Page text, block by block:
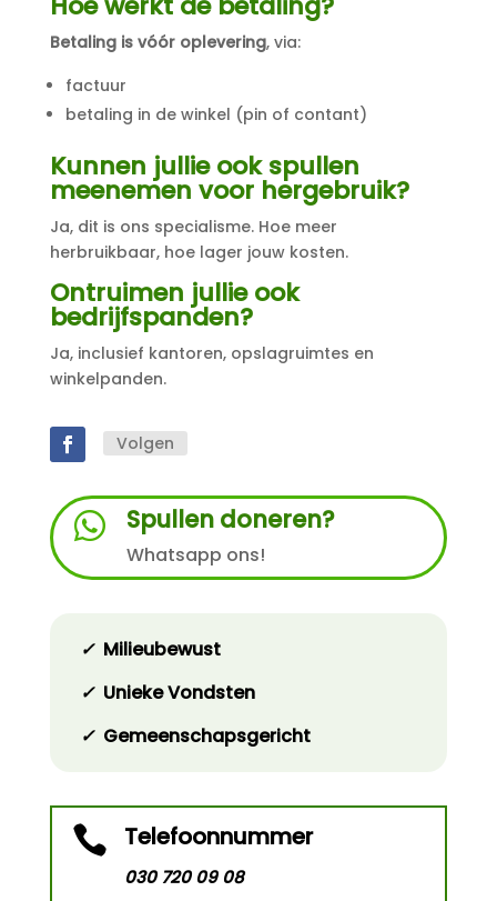
Betaling is vóór oplevering, via:
factuur
betaling in de winkel (pin of contant)
Kunnen jullie ook spullen
meenemen voor hergebruik?
Ja, dit is ons specialisme. Hoe meer
herbruikbaar, hoe lager jouw kosten.
Ontruimen jullie ook
bedrijfspanden?
Ja, inclusief kantoren, opslagruimtes en
winkelpanden.
Volgen
 Spullen doneren?
Whatsapp ons!
✓Milieubewust
✓Unieke Vondsten
✓Gemeenschapsgericht
 Telefoonnummer
030 720 09 08